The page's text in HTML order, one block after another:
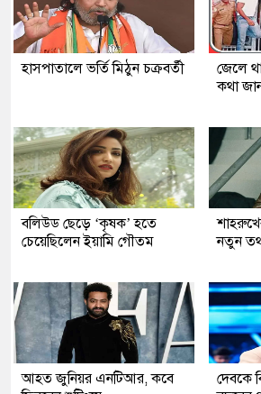
হাসপাতালে ভর্তি মিঠুন চক্রবর্তী
জেলে
কথা
বলিউড ছেড়ে ‘কৃষক’ হতে
চেয়েছিলেন ইয়ামি গৌতম
নতুন
আহত জুনিয়র এনটিআর, কবে
দেবকে